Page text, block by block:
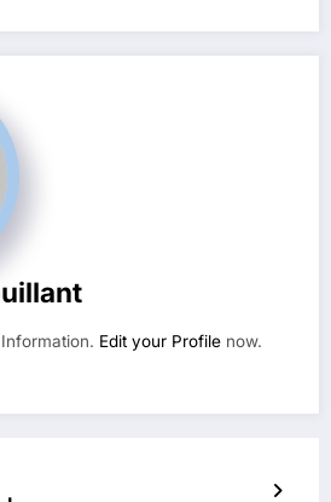
Edit your Profile now.